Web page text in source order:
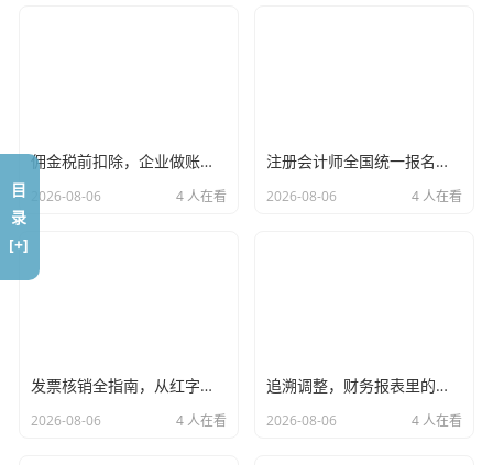
心——省下的时间都够点两杯奶茶了。
佣金税前扣除，企业做账的隐形地雷，老会计教你如何安全排雷
2026-08-06 4 人在看
注册会计师全国统一报名官网，那个承载了百万会计人梦想与焦虑的入口
2026-08-06 4 人在看
发票核销全指南，从红字冲销到坏账处理，会计人必须掌握的避坑法则
2026-08-06 4 人在看
追溯调整，财务报表里的时光倒流术，是修正错误还是美化报表？
2026-08-06 4 人在看
目
录
[+]